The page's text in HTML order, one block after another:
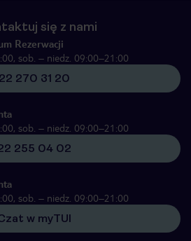
się z nami
Rezerwacji
sob. – niedz. 09:00–21:00
22 270 31 20
sob. – niedz. 09:00–21:00
255 04 02
sob. – niedz. 09:00–21:00
w myTUI